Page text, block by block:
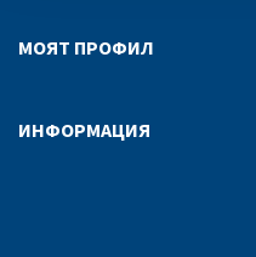
МОЯТ ПРОФИЛ
ИНФОРМАЦИЯ